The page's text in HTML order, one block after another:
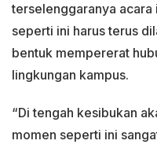
terselenggaranya acara
seperti ini harus terus
bentuk mempererat
lingkungan kampus.
“Di tengah kesibukan
momen seperti ini